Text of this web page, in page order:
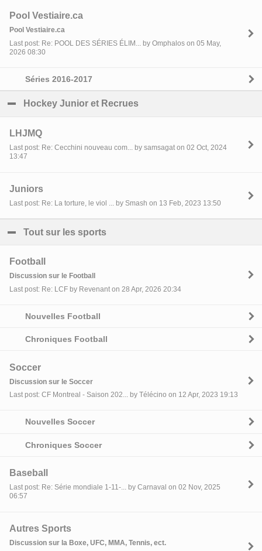
Pool Vestiaire.ca
Pool Vestiaire.ca
Last post: Re: POOL DES SÉRIES ÉLIM... by Omphalos on 05 May,
2026 08:30
Séries 2016-2017
Hockey Junior et Recrues
LHJMQ
Last post: Re: Cecchini nouveau com... by samsagat on 02 Oct, 2024
13:47
Juniors
Last post: Re: La torture, le viol ... by Smash on 13 Feb, 2023 13:50
Tout sur les sports
Football
Discussion sur le Football
Last post: Re: LCF by Revenant on 28 Apr, 2026 20:34
Nouvelles Football
Chroniques Football
Soccer
Discussion sur le Soccer
Last post: CF Montreal - Saison 202... by Télécino on 12 Apr, 2023 19:13
Nouvelles Soccer
Chroniques Soccer
Baseball
Last post: Re: Série mondiale 1-11-... by Carnaval on 02 Nov, 2025
06:57
Autres Sports
Discussion sur la Boxe, UFC, MMA, Tennis, ect.